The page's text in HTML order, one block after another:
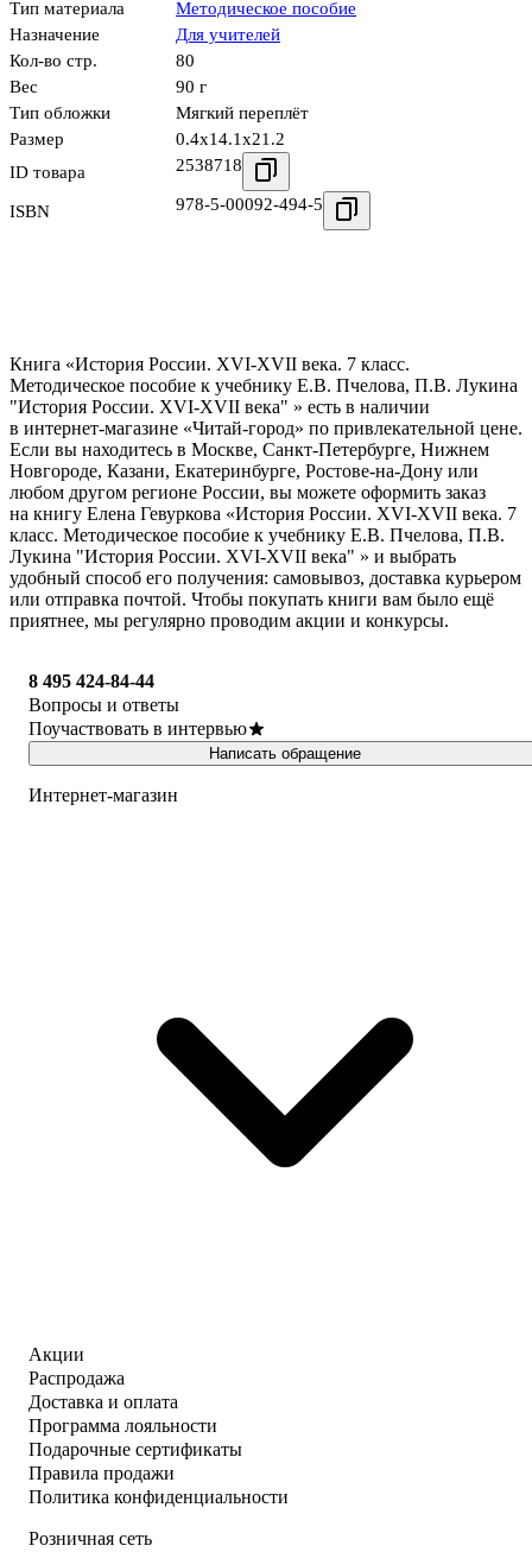
Тип материала
Методическое пособие
Назначение
Для учителей
Кол-во стр.
80
Вес
90 г
Тип обложки
Мягкий переплёт
Размер
0.4x14.1x21.2
ID товара
2538718
ISBN 978-5-00092-494-5
Книга «История России. XVI-XVII века. 7 класс.
Методическое пособие к учебнику Е.В. Пчелова, П.В. Лукина
"История России. XVI-XVII века" » есть в наличии
в интернет-магазине «Читай-город» по привлекательной цене.
Если вы находитесь в Москве, Санкт-Петербурге, Нижнем
Новгороде, Казани, Екатеринбурге, Ростове-на-Дону или
любом другом регионе России, вы можете оформить заказ
на книгу Елена Гевуркова «История России. XVI-XVII века. 7
класс. Методическое пособие к учебнику Е.В. Пчелова, П.В.
Лукина "История России. XVI-XVII века" » и выбрать
удобный способ его получения: самовывоз, доставка курьером
или отправка почтой. Чтобы покупать книги вам было ещё
приятнее, мы регулярно проводим акции и конкурсы.
8 495 424-84-44
Вопросы и ответы
Поучаствовать в интервью
Написать обращение
Интернет-магазин
Акции
Распродажа
Доставка и оплата
Программа лояльности
Подарочные сертификаты
Правила продажи
Политика конфиденциальности
Розничная сеть